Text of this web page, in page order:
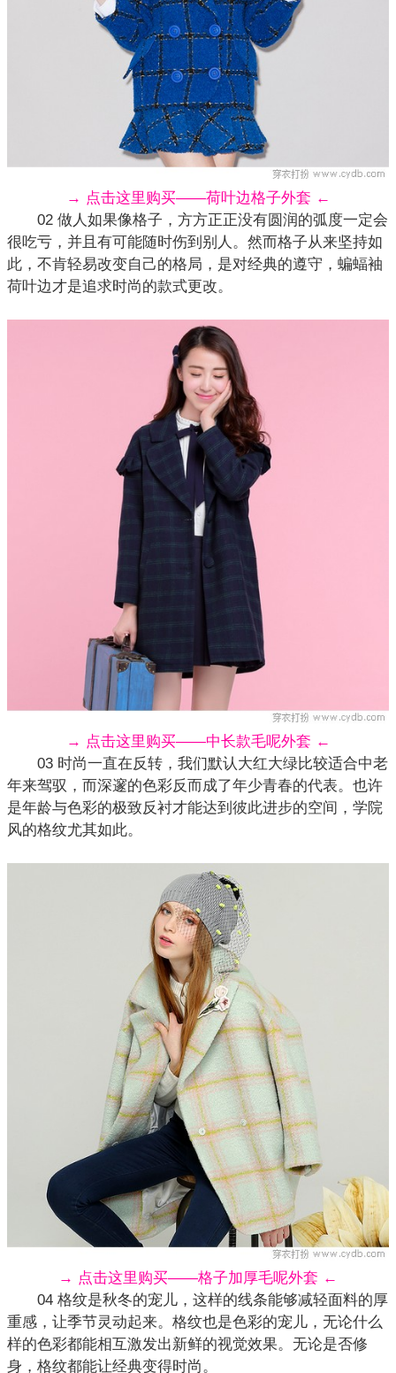
→ 点击这里购买——荷叶边格子外套 ←
02 做人如果像格子，方方正正没有圆润的弧度一定会
很吃亏，并且有可能随时伤到别人。然而格子从来坚持如
此，不肯轻易改变自己的格局，是对经典的遵守， 蝙蝠袖
荷叶边才是追求时尚的款式更改。
→ 点击这里购买——中长款毛呢外套 ←
03 时尚一直在反转，我们默认大红大绿比较适合中老
年来驾驭，而深邃的色彩反而成了年少青春的代表。也许
是年龄与色彩的极致反衬才能达到彼此进步的空间，学院
风的格纹尤其如此。
→ 点击这里购买——格子加厚毛呢外套 ←
04 格纹是秋冬的宠儿，这样的线条能够减轻面料的厚
重感，让季节灵动起来。 格纹也是色彩的宠儿，无论什么
样的色彩都能相互激发出新鲜的视觉效果。无论是否修
身，格纹都能让经典变得时尚。